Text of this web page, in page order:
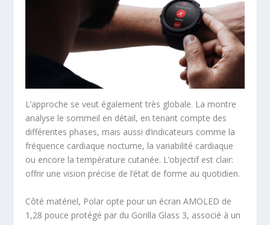
L’approche se veut également très globale. La montre
analyse le sommeil en détail, en tenant compte des
différentes phases, mais aussi d’indicateurs comme la
fréquence cardiaque nocturne, la variabilité cardiaque
ou encore la température cutanée. L’objectif est clair:
offrir une vision précise de l’état de forme au quotidien.
Côté matériel, Polar opte pour un écran AMOLED de
1,28 pouce protégé par du Gorilla Glass 3, associé à un